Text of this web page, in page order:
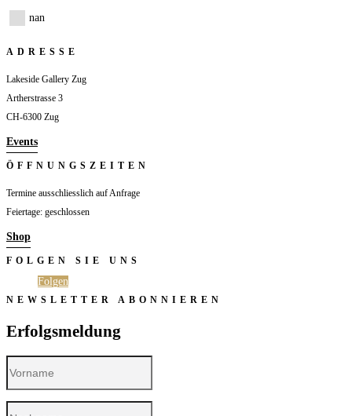
nan
ADRESSE
Lakeside Gallery Zug
Artherstrasse 3
CH-6300 Zug
Events
ÖFFNUNGSZEITEN
Termine ausschliesslich auf Anfrage
Feiertage: geschlossen
Shop
FOLGEN SIE UNS
Folgen
NEWSLETTER ABONNIEREN
Erfolgsmeldung